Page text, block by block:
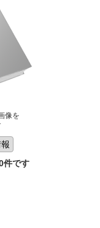
像を
件です